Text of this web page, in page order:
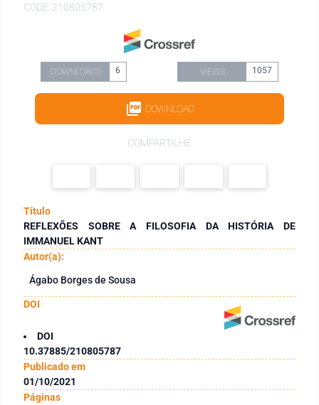
CODE: 210805787
DOWNLOADS 6 VIEWS 1057
DOWNLOAD
COMPARTILHE
Título
REFLEXÕES SOBRE A FILOSOFIA DA HISTÓRIA DE
IMMANUEL KANT
Autor(a):
Ágabo Borges de Sousa
DOI
DOI
10.37885/210805787
Publicado em
01/10/2021
Páginas